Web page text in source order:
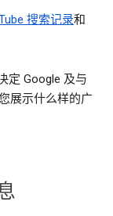
搜索记录和
定 Google 及与
展示什么样的广